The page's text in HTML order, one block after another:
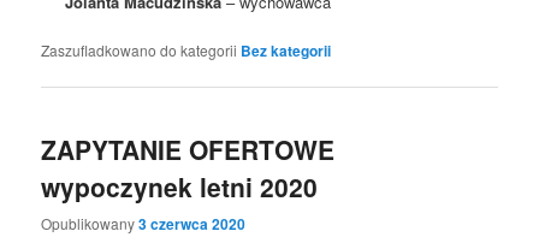
Zaszufladkowano do kategorii Bez kategorii
ZAPYTANIE OFERTOWE
wypoczynek letni 2020
Opublikowany3 czerwca 2020